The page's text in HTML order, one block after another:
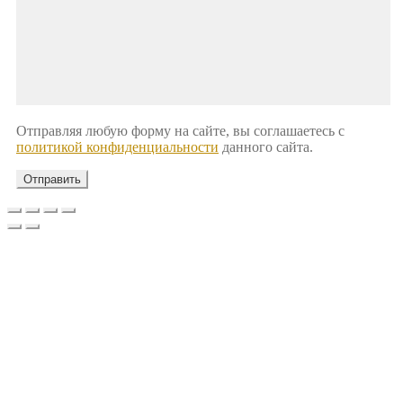
Отправляя любую форму на сайте, вы соглашаетесь с
политикой конфиденциальности данного сайта.